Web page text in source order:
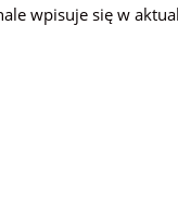
wpisuje się w